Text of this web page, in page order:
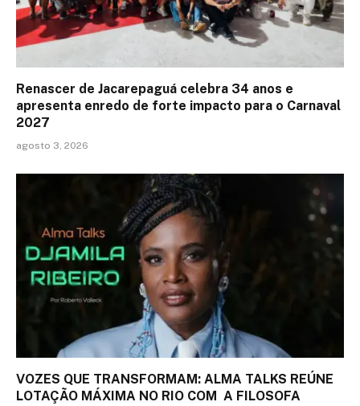
Renascer de Jacarepaguá celebra 34 anos e
apresenta enredo de forte impacto para o Carnaval
2027
agosto 3, 2026
VOZES QUE TRANSFORMAM: ALMA TALKS REÚNE
LOTAÇÃO MÁXIMA NO RIO COM A FILOSOFA